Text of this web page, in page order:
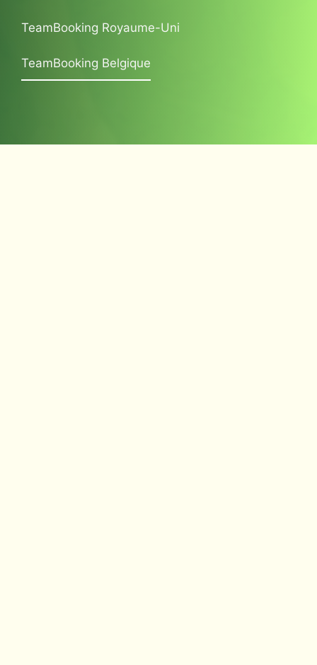
TeamBooking Royaume-Uni
TeamBooking Belgique